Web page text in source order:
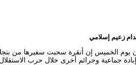
زعيم إسلامي
يوم الخميس إن أنقرة سحبت سفيرها من
جماعية وجرائم أخرى خلال حرب